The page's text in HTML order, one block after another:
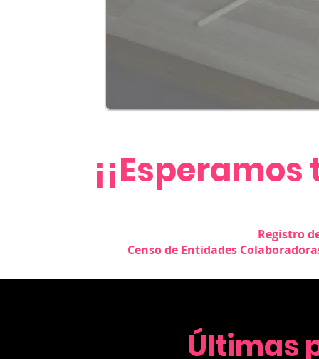
Registro
Censo de Entidades
Últimas